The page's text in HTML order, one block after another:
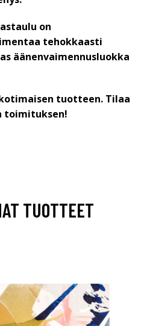
on
tehokkaasti
äänenvaimennusluokka
tuotteen. Tilaa
toimituksen!
TUOTTEET